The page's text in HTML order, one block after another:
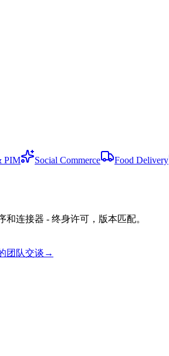
PIM Social Commerce Food Delivery
连接器 - 终身许可，版本匹配。
团队交谈 →